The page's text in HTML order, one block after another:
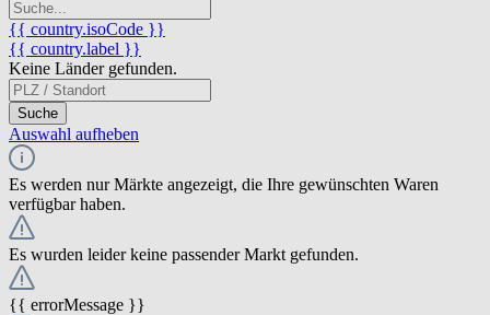
{{ country.isoCode }}
{{ country.label }}
Keine Länder gefunden.
Suche
Auswahl aufheben
Es werden nur Märkte angezeigt, die Ihre gewünschten Waren
verfügbar haben.
Es wurden leider keine passender Markt gefunden.
{{ errorMessage }}